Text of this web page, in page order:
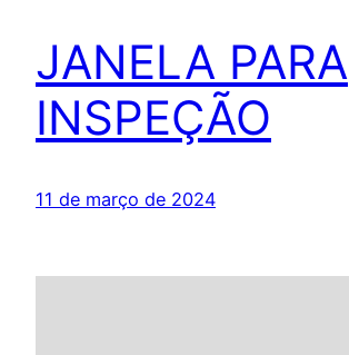
JANELA PARA
INSPEÇÃO
11 de março de 2024